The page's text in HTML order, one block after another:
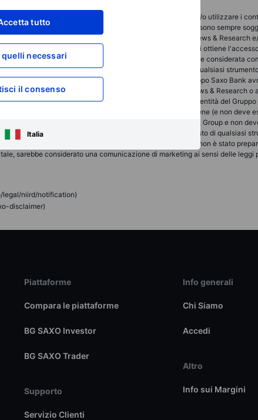
tutto
quelli necessari
il consenso
Italia
all'Analisi, consentendo a una persona di visualizzare e/o utilizzare i
esecuzione, e non lo espande. Tale accesso e utilizzo sono sempre
di Ingaggio e (v) le Comunicazioni applicabili a Saxo News & Research
di un membro del Gruppo Saxo Bank attraverso i quali si ottiene
consulenza è destinata a essere fornita o ad essere considerata
incentivo fornito a sottoscrivere, vendere o acquistare qualsiasi
autonoma e informata. Pertanto, nessuna entità del Gruppo Saxo Bank
presa sulla base delle informazioni disponibili su Saxo News & Research o
essere impartiti o effettuati per conto del cliente presso l'entità del Gruppo
proprio conto di trading. Saxo News & Research non contiene (e non deve
tipo offerta, raccomandata o approvata da Saxo Bank Group e non
sollecitazione per la sottoscrizione, la vendita o l'acquisto di qualsiasi
e accettare che il contenuto non è stato concepito e non è stato
sarebbe considerato una comunicazione di marketing ai sensi delle leggi
legal/niird/notification)
disclaimer)
Piattaforme
Compara le piattaforme
BG SAXO Investor
BG SAXO Trader
Supporto
Servizio Clienti
Info generali
Chi Siamo
Accedi
Altro
Info sui Margini